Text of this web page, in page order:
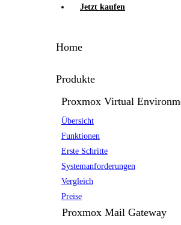
Jetzt kaufen
Home
Produkte
Proxmox Virtual
Übersicht
Funktionen
Erste Schritte
Systemanforderungen
Vergleich
Preise
Proxmox Mail Gateway